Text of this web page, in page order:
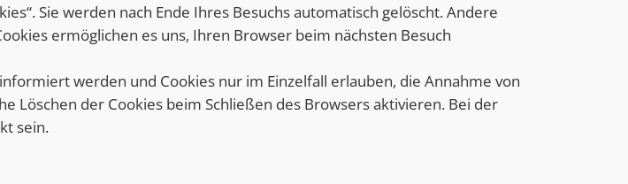
Sie werden nach Ende Ihres Besuchs automatisch gelöscht. Andere
ermöglichen es uns, Ihren Browser beim nächsten Besuch
werden und Cookies nur im Einzelfall erlauben, die Annahme von
Löschen der Cookies beim Schließen des Browsers aktivieren. Bei der
sein.